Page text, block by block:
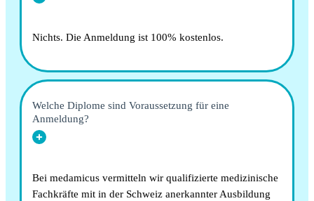
Nichts. Die Anmeldung ist 100% kostenlos.
Welche Diplome sind Voraussetzung für eine
Anmeldung?
Bei medamicus vermitteln wir qualifizierte medizinische
Fachkräfte mit in der Schweiz anerkannter Ausbildung